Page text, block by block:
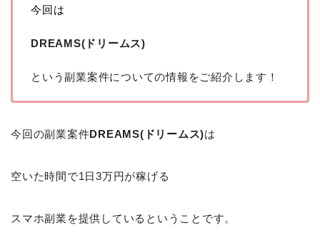
今回は
DREAMS(ドリームス)
という副業案件についての情報をご紹介します！
今回の副業案件DREAMS(ドリームス)は
空いた時間で1日3万円が稼げる
スマホ副業を提供しているということです。